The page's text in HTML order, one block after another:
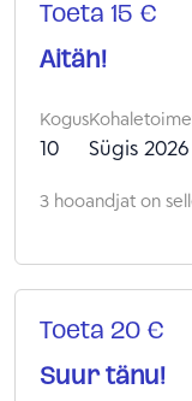
Toeta 15 €
Aitäh!
Kogus
10 Sügis 2026
3 hooandjat on
Toeta 20 €
Suur tänu!